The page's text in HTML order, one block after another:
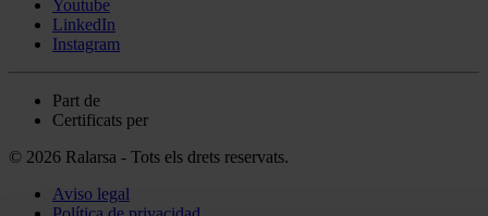
Youtube
LinkedIn
Instagram
Part de
Certificats per
© 2026 Ralarsa - Tots els drets reservats.
Aviso legal